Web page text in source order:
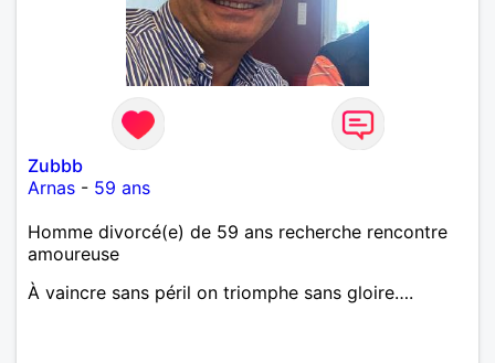
Zubbb
Arnas - 59 ans
Homme divorcé(e) de 59 ans recherche rencontre
amoureuse
À vaincre sans péril on triomphe sans gloire….